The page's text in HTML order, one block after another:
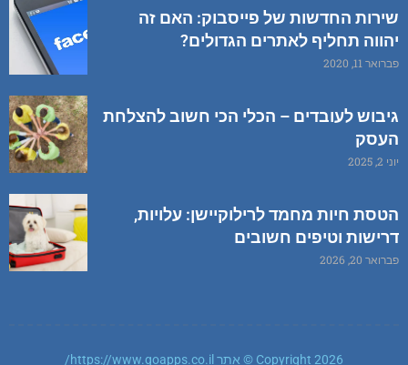
שירות החדשות של פייסבוק: האם זה
יהווה תחליף לאתרים הגדולים?
פברואר 11, 2020
גיבוש לעובדים – הכלי הכי חשוב להצלחת
העסק
יוני 2, 2025
הטסת חיות מחמד לרילוקיישן: עלויות,
דרישות וטיפים חשובים
פברואר 20, 2026
Copyright 2026 © אתר https://www.goapps.co.il/